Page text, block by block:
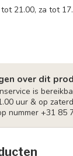
21.00, za tot
over dit
is
uur & op
nummer +31 85